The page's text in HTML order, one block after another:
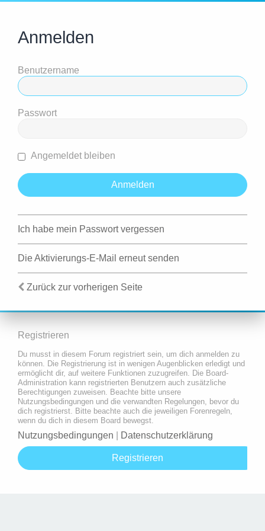
Anmelden
Benutzername
Passwort
Angemeldet bleiben
Ich habe mein Passwort vergessen
Die Aktivierungs-E-Mail erneut senden
Zurück zur vorherigen Seite
Registrieren
Du musst in diesem Forum registriert sein, um dich anmelden zu
können. Die Registrierung ist in wenigen Augenblicken erledigt und
ermöglicht dir, auf weitere Funktionen zuzugreifen. Die Board-
Administration kann registrierten Benutzern auch zusätzliche
Berechtigungen zuweisen. Beachte bitte unsere
Nutzungsbedingungen und die verwandten Regelungen, bevor du
dich registrierst. Bitte beachte auch die jeweiligen Forenregeln,
wenn du dich in diesem Board bewegst.
Nutzungsbedingungen Datenschutzerklärung
Registrieren